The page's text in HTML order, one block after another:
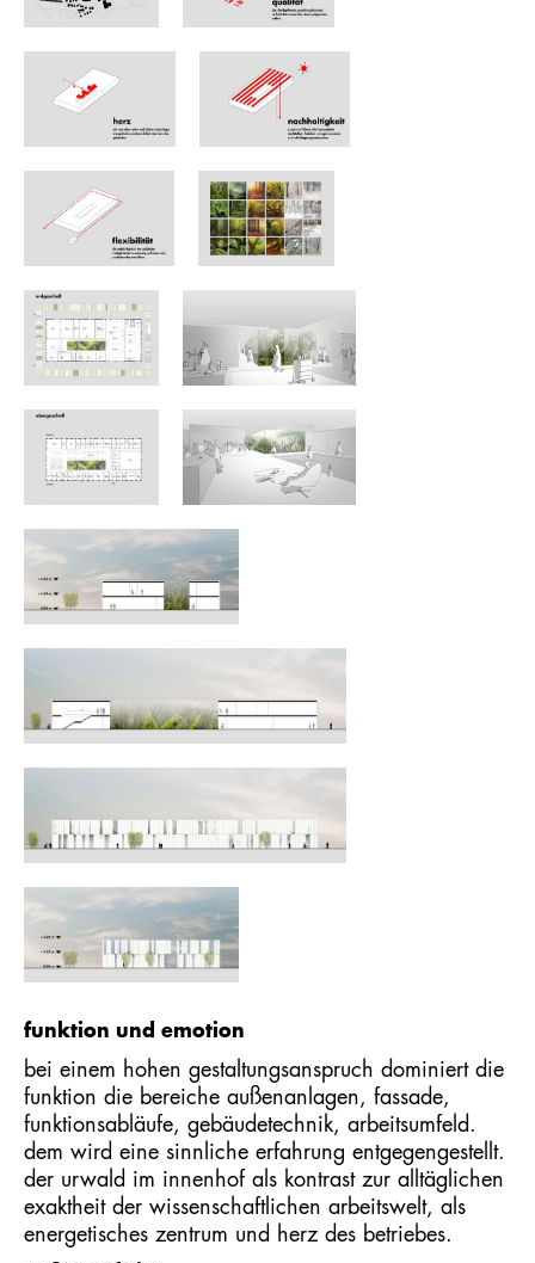
funktion und emotion
bei einem hohen gestaltungsanspruch dominiert die
funktion die bereiche außenanlagen, fassade,
funktionsabläufe, gebäudetechnik, arbeitsumfeld.
dem wird eine sinnliche erfahrung entgegengestellt.
der urwald im innenhof als kontrast zur alltäglichen
exaktheit der wissenschaftlichen arbeitswelt, als
energetisches zentrum und herz des betriebes.